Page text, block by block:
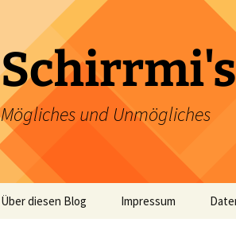
Mögliches und Unmögliches
Über diesen Blog Impressum